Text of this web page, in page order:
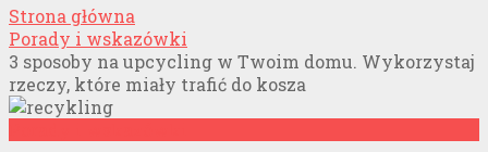
Strona główna
Porady i wskazówki
3 sposoby na upcycling w Twoim domu. Wykorzystaj
rzeczy, które miały trafić do kosza